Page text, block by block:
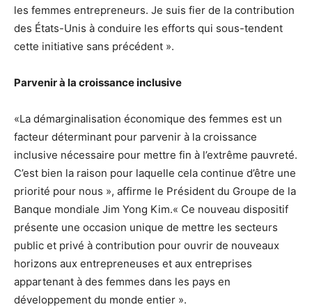
les femmes entrepreneurs. Je suis fier de la contribution
des États-Unis à conduire les efforts qui sous-tendent
cette initiative sans précédent ».
Parvenir à la croissance inclusive
«La démarginalisation économique des femmes est un
facteur déterminant pour parvenir à la croissance
inclusive nécessaire pour mettre fin à l’extrême pauvreté.
C’est bien la raison pour laquelle cela continue d’être une
priorité pour nous », affirme le Président du Groupe de la
Banque mondiale Jim Yong Kim.« Ce nouveau dispositif
présente une occasion unique de mettre les secteurs
public et privé à contribution pour ouvrir de nouveaux
horizons aux entrepreneuses et aux entreprises
appartenant à des femmes dans les pays en
développement du monde entier ».